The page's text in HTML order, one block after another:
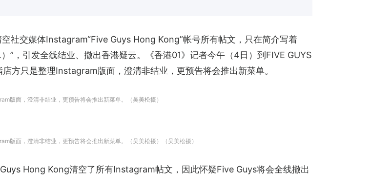
社交媒体Instagram“Five Guys Hong Kong”帐号所有帖文，只在简介写着
”，引发全线结业、撤出香港疑云。《香港01》记者今午（4日）到FIVE GUYS
方只是整理Instagram版面，澄清非结业，更预告将会推出新菜单。
版面，澄清非结业，更预告将会推出新菜单。（吴美松摄）
版面，澄清非结业，更预告将会推出新菜单。（吴美松摄）（吴美松摄）
Hong Kong清空了所有Instagram帖文，因此怀疑Five Guys将会全线撤出